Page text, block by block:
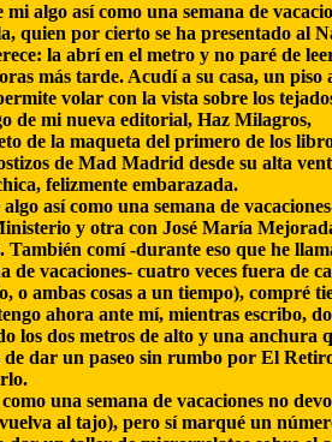
mi algo así como una semana de
quien por cierto se ha presentado al
la abrí en el metro y no paré de
más tarde. Acudí a su casa, un piso
volar con la vista sobre los
de mi nueva editorial, Haz Milagros,
de la maqueta del primero de los
de Mad Madrid desde su alta
felizmente embarazada.
así como una semana de
y otra con José María
También comí -durante eso que he
de vacaciones- cuatro veces fuera de
o ambas cosas a un tiempo), compré
ahora ante mí, mientras escribo,
los dos metros de alto y una anchura
de dar un paseo sin rumbo por El
una semana de vacaciones no
al tajo), pero sí marqué un